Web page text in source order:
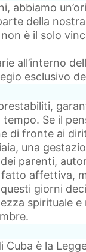
abbiamo
della
è il solo
all’interno
esclusivo
Se il
di fronte ai
una
parenti,
fatto affettiva,
giorni
spirituale
Cuba è la